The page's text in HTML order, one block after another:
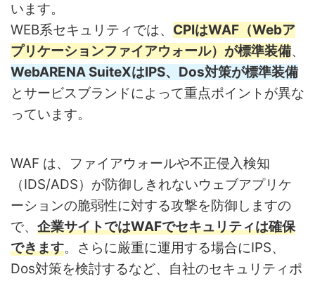
います。
WEB系セキュリティでは、 CPIはWAF（Webア
プリケーションファイアウォール）が標準装備、
WebARENA SuiteXはIPS、Dos対策が標準装備
とサービスブランドによって重点ポイントが異な
っています。
WAF は、ファイアウォールや不正侵入検知
（IDS/ADS）が防御しきれないウェブアプリケ
ーションの脆弱性に対する攻撃を防御しますの
で、 企業サイトではWAFでセキュリティは確保
できます。さらに厳重に運用する場合にIPS、
Dos対策を検討するなど、自社のセキュリティポ